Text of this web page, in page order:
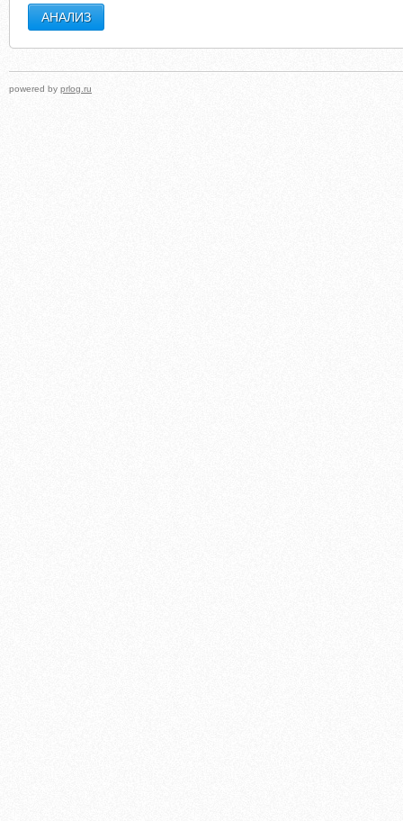
powered by prlog.ru